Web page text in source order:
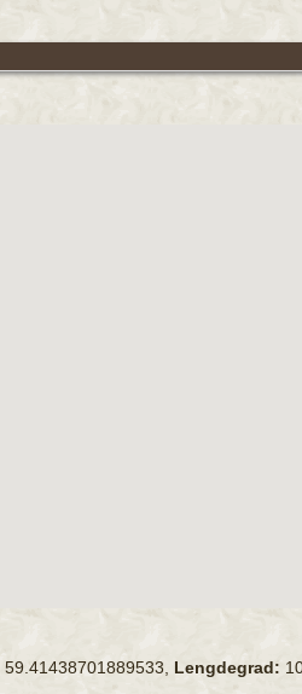
59.41438701889533, Lengdegrad: